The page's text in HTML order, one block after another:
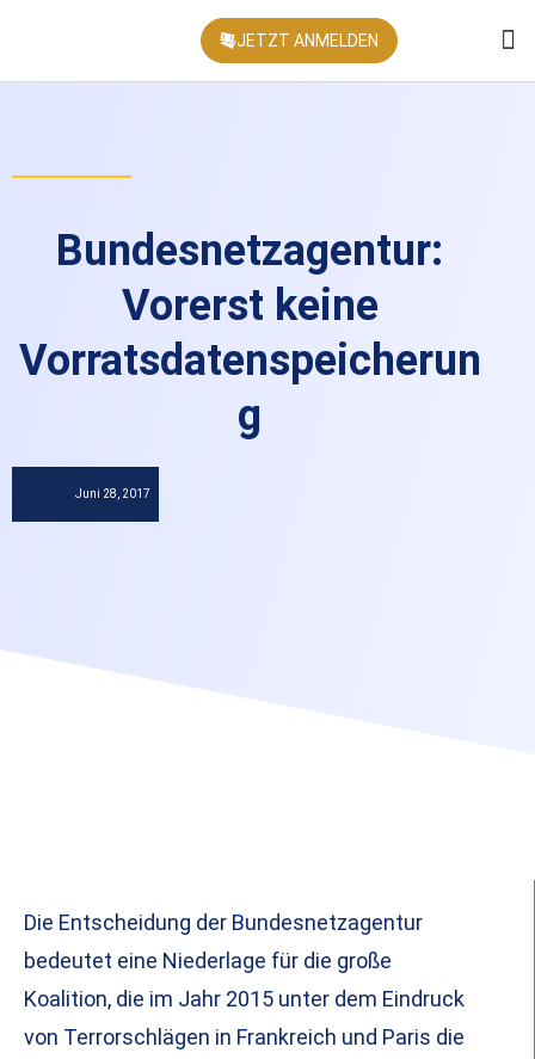
JETZT ANMELDEN
Bundesnetzagentur:
Vorerst keine
Vorratsdatenspeicherun
g
Juni 28, 2017
Die Entscheidung der Bundesnetzagentur
bedeutet eine Niederlage für die große
Koalition, die im Jahr 2015 unter dem Eindruck
von Terrorschlägen in Frankreich und Paris die